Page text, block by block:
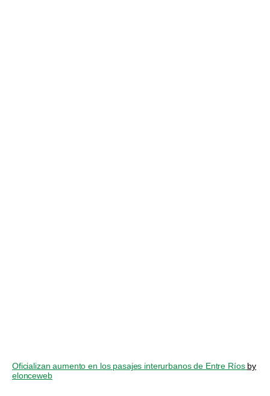
Oficializan aumento en los pasajes interurbanos de Entre Ríos by
elonceweb